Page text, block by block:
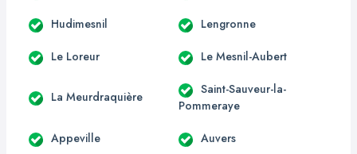
Hudimesnil Lengronne
Le Loreur Le Mesnil-Aubert
La Meurdraquière
Saint-Sauveur-la-
Pommeraye
Appeville Auvers